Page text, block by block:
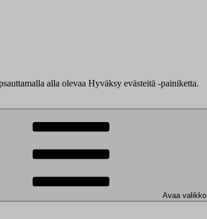
alla olevaa Hyväksy evästeitä -painiketta.
Avaa valikko